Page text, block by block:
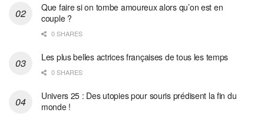
Que faire si on tombe amoureux alors qu’on est en
couple ?
0 SHARES
Les plus belles actrices françaises de tous les temps
0 SHARES
Univers 25 : Des utopies pour souris prédisent la fin du
monde !